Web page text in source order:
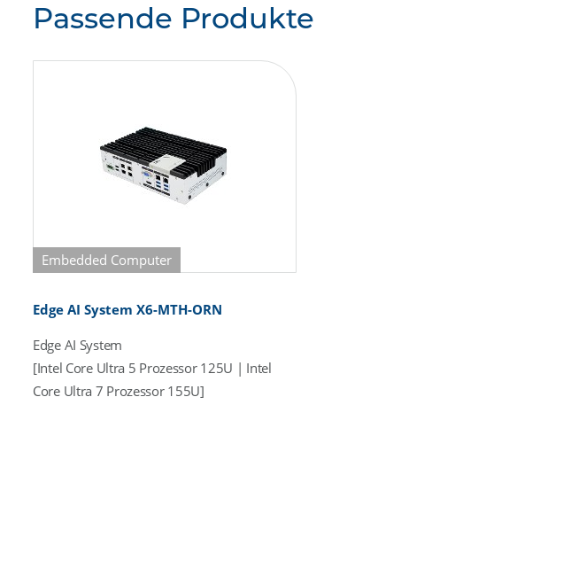
Passende Produkte
Embedded Computer
Edge AI System X6-MTH-ORN
Edge AI System
[Intel Core Ultra 5 Prozessor 125U | Intel
Core Ultra 7 Prozessor 155U]